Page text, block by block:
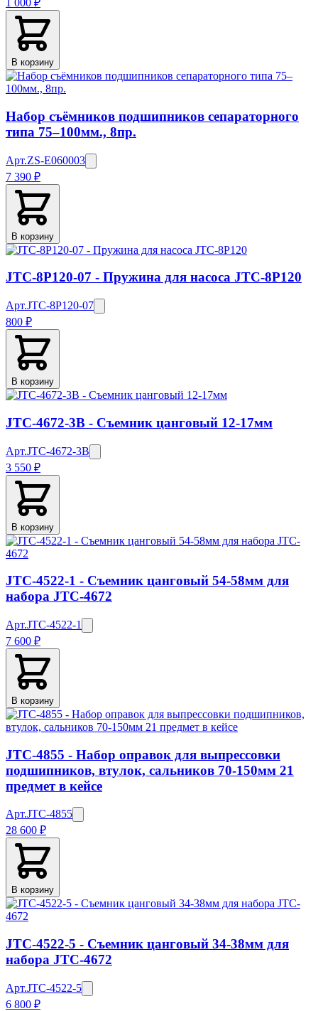
1 000 ₽
В корзину
Набор съёмников подшипников сепараторного
типа 75–100мм., 8пр.
Арт.ZS-E060003
7 390 ₽
В корзину
JTC-8P120-07 - Пружина для насоса JTC-8P120
Арт.JTC-8P120-07
800 ₽
В корзину
JTC-4672-3B - Съемник цанговый 12-17мм
Арт.JTC-4672-3B
3 550 ₽
В корзину
JTC-4522-1 - Съемник цанговый 54-58мм для
набора JTC-4672
Арт.JTC-4522-1
7 600 ₽
В корзину
JTC-4855 - Набор оправок для выпрессовки
подшипников, втулок, сальников 70-150мм 21
предмет в кейсе
Арт.JTC-4855
28 600 ₽
В корзину
JTC-4522-5 - Съемник цанговый 34-38мм для
набора JTC-4672
Арт.JTC-4522-5
6 800 ₽